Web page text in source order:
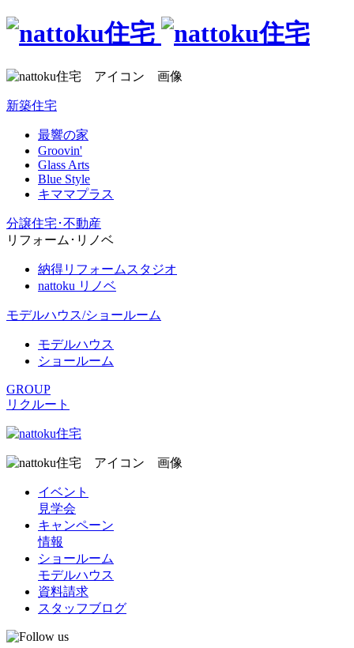
新築住宅
最響の家
Groovin'
Glass Arts
Blue Style
キママプラス
分譲住宅･不動産
リフォーム･リノベ
納得リフォームスタジオ
nattoku リノベ
モデルハウス/ショールーム
モデルハウス
ショールーム
GROUP
リクルート
イベント
見学会
キャンペーン
情報
ショールーム
モデルハウス
資料請求
スタッフブログ